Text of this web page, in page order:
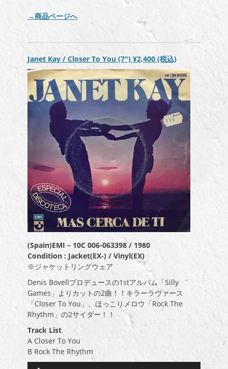
ー
ー
→商品ページへ
Janet Kay / Closer To You (7″) ¥2,400 (税込)
(Spain)EMI – 10C 006-063398 / 1980
Condition : Jacket(EX-) / Vinyl(EX)
※ジャケットリングウェア
Denis Bovellプロデュースの1stアルバム「Silly
Games」よりカットの2曲！！キラーラヴァース
「Closer To You」、ほっこりメロウ「Rock The
Rhythm」の2サイダー！！
Track List
A Closer To You
B Rock The Rhythm